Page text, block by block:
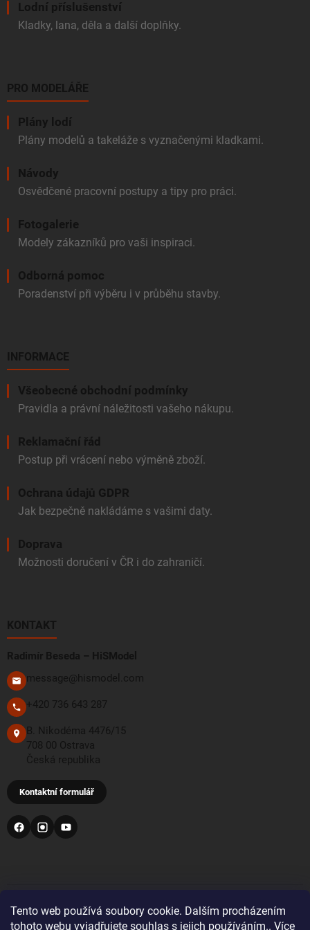
Tento web používá soubory cookie. Dalším procházením
tohoto webu vyjadřujete souhlas s jejich používáním.. Více
Lodní příslušenství
Kladky, lana, děla a další doplňky.
PRO MODELÁŘE
Plány lodí
Plány modelů a takeláže s vyznačenými kladkami.
Návody
Osvědčené pracovní postupy a tipy pro práci.
Fotogalerie
Modely zákazníků pro vaši inspiraci.
Odborná pomoc
Poradenství při výběru i v průběhu stavby.
INFORMACE
Všeobecné obchodní podmínky
Pravidla a právní náležitosti vašeho nákupu.
Reklamační řád
Postup při vrácení nebo výměně zboží.
Ochrana údajů GDPR
Jak bezpečně nakládáme s vašimi daty.
Doprava
Možnosti doručení v ČR i do zahraničí.
KONTAKT
Radimír Beseda – HiSModel
message@hismodel.com
+420 736 643 287
B. Nikodéma 4476/15
708 00 Ostrava
Česká republika
Kontaktní formulář
PŘIJÍMÁME TYTO PLATEBNÍ METODY